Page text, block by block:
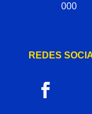
000
REDES